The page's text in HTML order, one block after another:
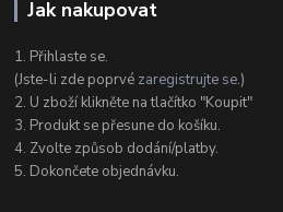
Jak nakupovat
1. Přihlaste se.
(Jste-li zde poprvé zaregistrujte se.)
2. U zboží klikněte na tlačítko "Koupit"
3. Produkt se přesune do košíku.
4. Zvolte způsob dodání/platby.
5. Dokončete objednávku.